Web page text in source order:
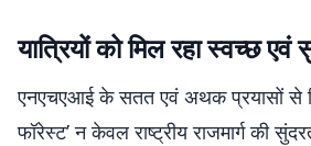
यात्रियों को मिल रहा स्वच्छ
एनएचएआई के सतत एवं अथक प्रयासों से
फॉरेस्ट’ न केवल राष्ट्रीय राजमार्ग की